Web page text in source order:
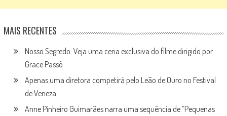
MAIS RECENTES
Nosso Segredo: Veja uma cena exclusiva do filme dirigido por
Grace Passô
Apenas uma diretora competirá pelo Leão de Ouro no Festival
de Veneza
Anne Pinheiro Guimarães narra uma sequência de “Pequenas